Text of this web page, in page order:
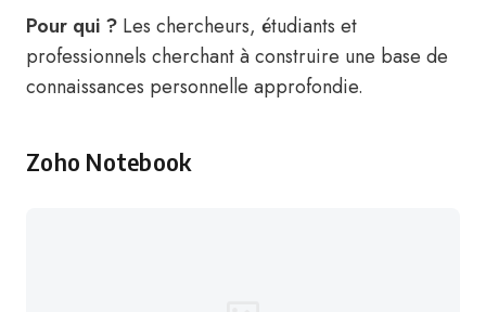
Pour qui ? Les chercheurs, étudiants et
professionnels cherchant à construire une base de
connaissances personnelle approfondie.
Zoho Notebook